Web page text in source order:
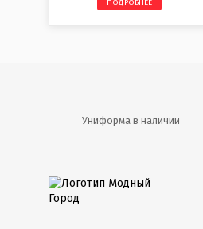
ПОДРОБНЕЕ
Униформа в наличии